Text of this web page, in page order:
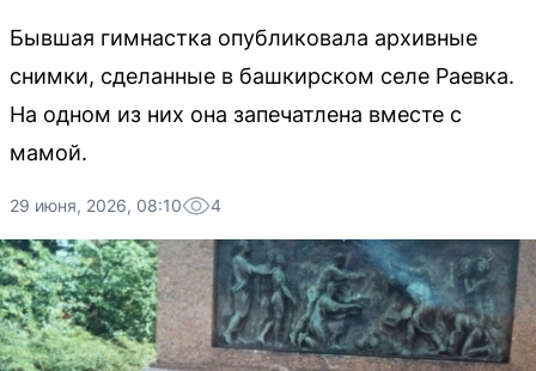
Бывшая гимнастка опубликовала архивные
снимки, сделанные в башкирском селе Раевка.
На одном из них она запечатлена вместе с
мамой.
29 июня, 2026, 08:10 4